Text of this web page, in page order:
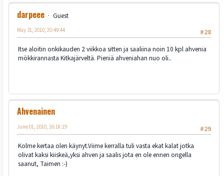
darpeee
Guest
#28
May 31, 2010, 20:49:44
Itse aloitin onkikauden 2 viikkoa sitten ja saaliina noin 10 kpl ahvenia
mökkirannasta Kitkajärveltä. Pieniä ahveniahan nuo oli..
Ahvenainen
#29
June 01, 2010, 16:18:19
Kolme kertaa olen käynyt.Viime kerralla tuli vasta ekat kalat jotka
olivat kaksi kiiskeä,yksi ahven ja saalis jota en ole ennen ongella
saanut, Taimen :-)